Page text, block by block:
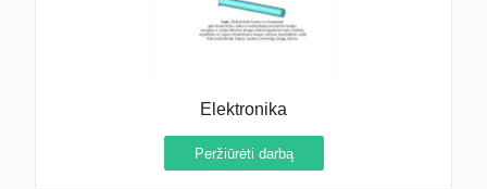
Elektronika
Peržiūrėti darbą